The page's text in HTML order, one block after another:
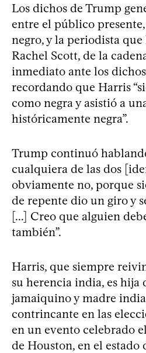
Los dichos de Trump
entre el público
negro, y la periodista
Rachel Scott, de la
inmediato ante los
recordando que Harris
como negra y asistió a
históricamente negra”.
Trump continuó
cualquiera de las dos
obviamente no, porque
de repente dio un giro y
[...] Creo que alguien
también”.
Harris, que siempre
su herencia india, es hija
jamaiquino y madre
contrincante en las
en un evento celebrado
de Houston, en el estado